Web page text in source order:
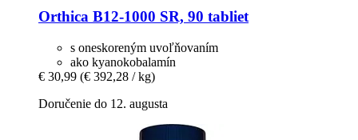
Orthica B12-​1000 SR, 90 tabliet
s oneskoreným uvoľňovaním
ako kyanokobalamín
€ 30,99 (€ 392,28 / kg)
Doručenie do 12. augusta